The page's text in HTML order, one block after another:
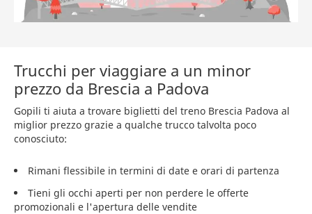
Trucchi per viaggiare a un minor
prezzo da Brescia a Padova
Gopili ti aiuta a trovare biglietti del treno Brescia Padova al
miglior prezzo grazie a qualche trucco talvolta poco
conosciuto:
Rimani flessibile in termini di date e orari di partenza
Tieni gli occhi aperti per non perdere le offerte
promozionali e l'apertura delle vendite